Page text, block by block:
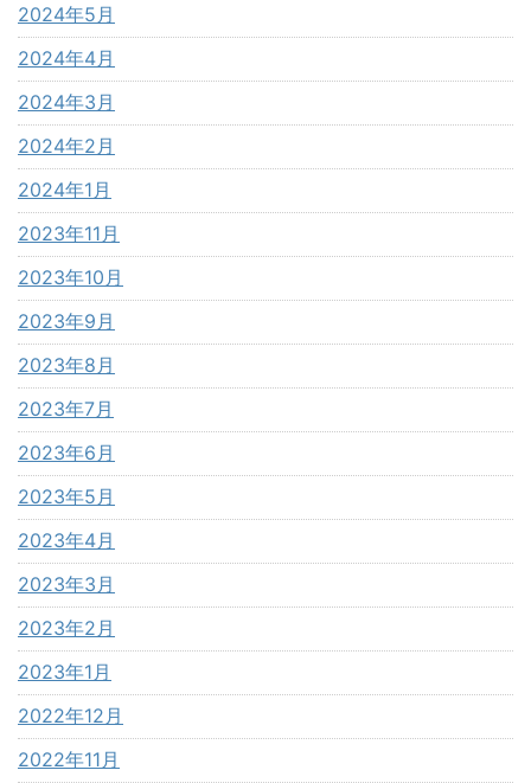
2024年5月
2024年4月
2024年3月
2024年2月
2024年1月
2023年11月
2023年10月
2023年9月
2023年8月
2023年7月
2023年6月
2023年5月
2023年4月
2023年3月
2023年2月
2023年1月
2022年12月
2022年11月